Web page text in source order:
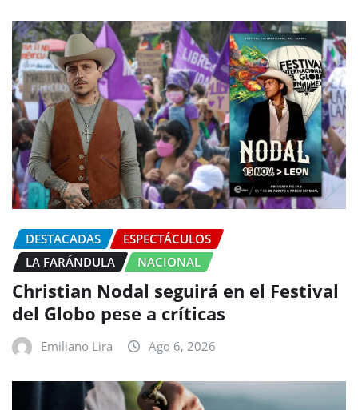
DESTACADAS
ESPECTÁCULOS
LA FARÁNDULA
NACIONAL
Christian Nodal seguirá en el Festival
del Globo pese a críticas
Emiliano Lira Ago 6, 2026